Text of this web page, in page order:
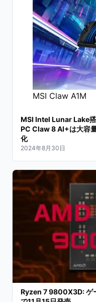
MSI Claw A1M
MSI Intel Lunar Lake
PC Claw 8 AI+は大容
化
2024年8月30日
Ryzen 7 9800X3D: ゲ